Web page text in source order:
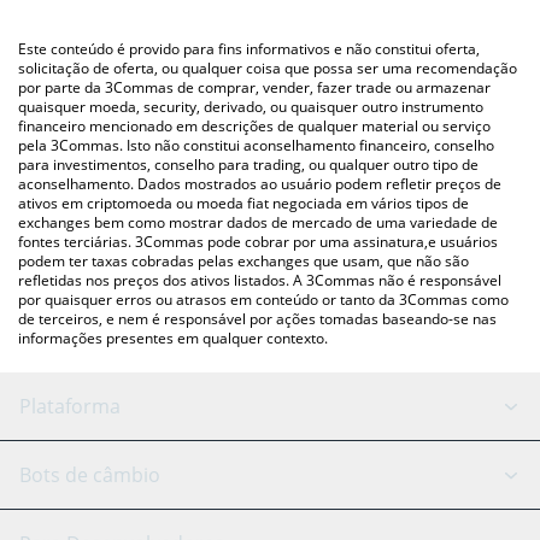
acima para verificar o último preço de VolatilityX nas principais
moedas fiat e criptográficas.
Este conteúdo é provido para fins informativos e não constitui oferta,
solicitação de oferta, ou qualquer coisa que possa ser uma recomendação
por parte da 3Commas de comprar, vender, fazer trade ou armazenar
quaisquer moeda, security, derivado, ou quaisquer outro instrumento
financeiro mencionado em descrições de qualquer material ou serviço
pela 3Commas. Isto não constitui aconselhamento financeiro, conselho
para investimentos, conselho para trading, ou qualquer outro tipo de
aconselhamento. Dados mostrados ao usuário podem refletir preços de
ativos em criptomoeda ou moeda fiat negociada em vários tipos de
exchanges bem como mostrar dados de mercado de uma variedade de
fontes terciárias. 3Commas pode cobrar por uma assinatura,e usuários
podem ter taxas cobradas pelas exchanges que usam, que não são
refletidas nos preços dos ativos listados. A 3Commas não é responsável
por quaisquer erros ou atrasos em conteúdo or tanto da 3Commas como
de terceiros, e nem é responsável por ações tomadas baseando-se nas
informações presentes em qualquer contexto.
Plataforma
Bot GRID
Bots de câmbio